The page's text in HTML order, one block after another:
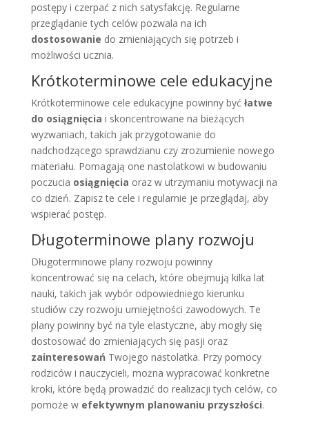
postępy i czerpać z nich satysfakcję. Regularne
przeglądanie tych celów pozwala na ich
dostosowanie do zmieniających się potrzeb i
możliwości ucznia.
Krótkoterminowe cele edukacyjne
Krótkoterminowe cele edukacyjne powinny być łatwe
do osiągnięcia i skoncentrowane na bieżących
wyzwaniach, takich jak przygotowanie do
nadchodzącego sprawdzianu czy zrozumienie nowego
materiału. Pomagają one nastolatkowi w budowaniu
poczucia osiągnięcia oraz w utrzymaniu motywacji na
co dzień. Zapisz te cele i regularnie je przeglądaj, aby
wspierać postęp.
Długoterminowe plany rozwoju
Długoterminowe plany rozwoju powinny
koncentrować się na celach, które obejmują kilka lat
nauki, takich jak wybór odpowiedniego kierunku
studiów czy rozwoju umiejętności zawodowych. Te
plany powinny być na tyle elastyczne, aby mogły się
dostosować do zmieniających się pasji oraz
zainteresowańTwojego nastolatka. Przy pomocy
rodziców i nauczycieli, można wypracować konkretne
kroki, które będą prowadzić do realizacji tych celów, co
pomoże w efektywnym planowaniu przyszłości.